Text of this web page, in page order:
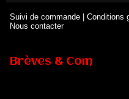
Suivi de commande Conditions
Nous contacter
Brèves & Com